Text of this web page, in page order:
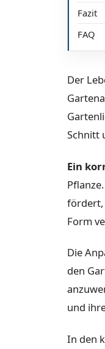
Fazit
FAQ
Der
Schnitt
Ein
fördert,
Form
Die
den
und
In den